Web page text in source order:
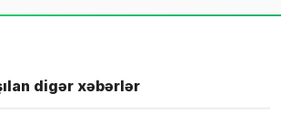
digər xəbərlər